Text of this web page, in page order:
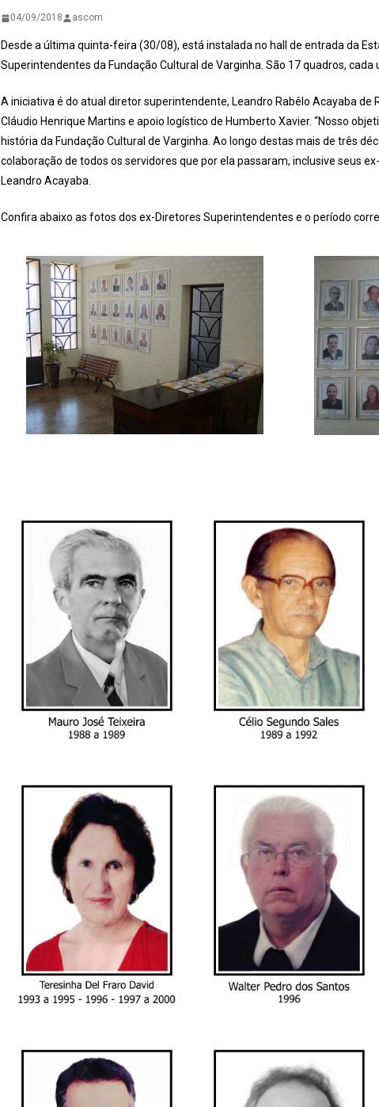
04/09/2018 ascom
Desde a última quinta-feira (30/08), está instalada no hall de entrada da
Superintendentes da Fundação Cultural de Varginha. São 17 quadros,
A iniciativa é do atual diretor superintendente, Leandro Rabêlo Acayaba de
Cláudio Henrique Martins e apoio logístico de Humberto Xavier. “Nosso
história da Fundação Cultural de Varginha. Ao longo destas mais de três
colaboração de todos os servidores que por ela passaram, inclusive seus
Leandro Acayaba.
Confira abaixo as fotos dos ex-Diretores Superintendentes e o período